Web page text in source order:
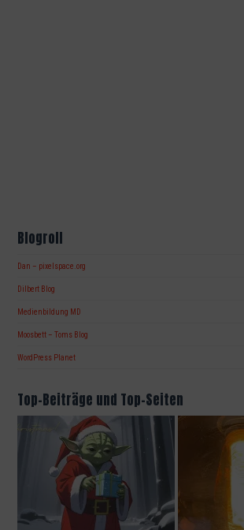
Blogroll
Dan – pixelspace.org
Dilbert Blog
Medienbildung MD
Moosbett – Toms Blog
WordPress Planet
Top-Beiträge und Top-Seiten